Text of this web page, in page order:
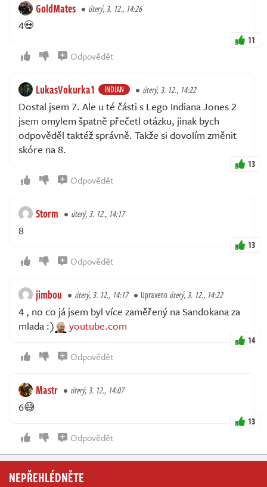
GoldMates úterý, 3. 12., 14:26
4💀
11
Odpovědět
LukasVokurka1 INDIAN úterý, 3. 12., 14:22
Dostal jsem 7. Ale u té části s Lego Indiana Jones 2
jsem omylem špatně přečetl otázku, jinak bych
odpověděl taktéž správně. Takže si dovolím změnit
skóre na 8.
13
Odpovědět
Storm úterý, 3. 12., 14:17
8
13
Odpovědět
jimbou úterý, 3. 12., 14:17 Upravenoúterý, 3. 12., 14:22
4 , no co já jsem byl více zaměřený na Sandokana za
mlada :)
youtube.com
14
Odpovědět
Mastr úterý, 3. 12., 14:07
6😅
13
Odpovědět
NEPŘEHLÉDNĚTE